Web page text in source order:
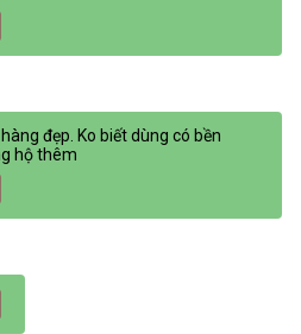
đẹp. Ko biết dùng có bền
hộ thêm